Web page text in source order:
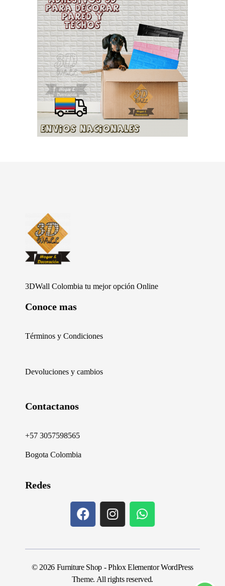
3DWall Colombia tu mejor opción Online
Conoce mas
Términos y Condiciones
Devoluciones y cambios
Contactanos
+57 3057598565
Bogota Colombia
Redes
© 2026 Furniture Shop - Phlox Elementor WordPress
Theme. All rights reserved.